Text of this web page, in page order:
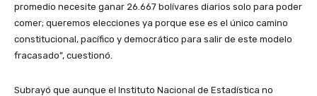
promedio necesite ganar 26.667 bolívares diarios solo para poder
comer; queremos elecciones ya porque ese es el único camino
constitucional, pacífico y democrático para salir de este modelo
fracasado”, cuestionó.
Subrayó que aunque el Instituto Nacional de Estadística no